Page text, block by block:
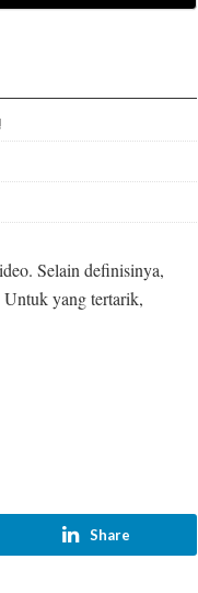
Selain definisinya,
Untuk yang tertarik,
Share